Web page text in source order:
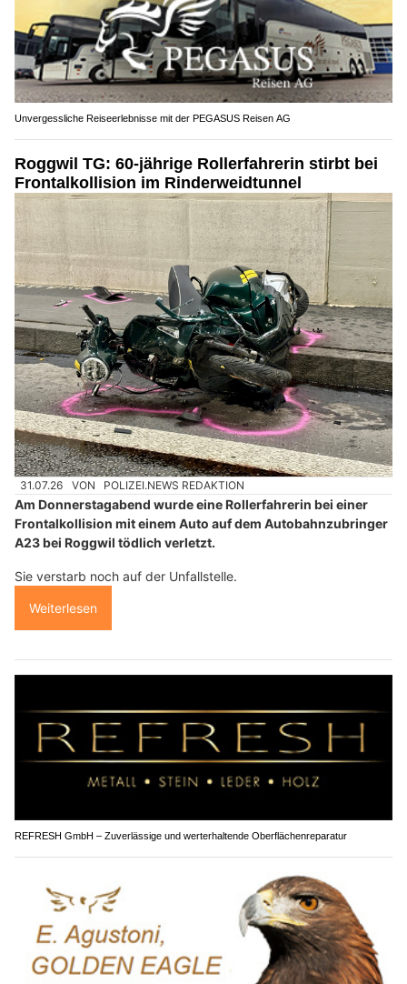
Unvergessliche Reiseerlebnisse mit der PEGASUS Reisen AG
Roggwil TG: 60-jährige Rollerfahrerin stirbt bei
Frontalkollision im Rinderweidtunnel
31.07.26 VON POLIZEI.NEWS REDAKTION
Am Donnerstagabend wurde eine Rollerfahrerin bei einer
Frontalkollision mit einem Auto auf dem Autobahnzubringer
A23 bei Roggwil tödlich verletzt.
Sie verstarb noch auf der Unfallstelle.
Weiterlesen
REFRESH GmbH – Zuverlässige und werterhaltende Oberflächenreparatur